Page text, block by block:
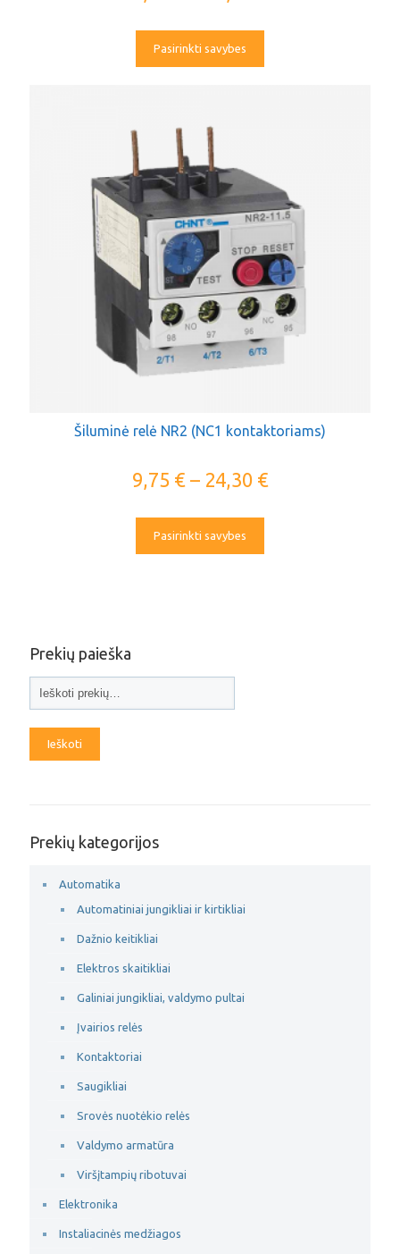
Pasirinkti savybes
Šiluminė relė NR2 (NC1 kontaktoriams)
9,75 €– 24,30 €
Pasirinkti savybes
Prekių paieška
Ieškoti
Prekių kategorijos
Automatika
Automatiniai jungikliai ir kirtikliai
Dažnio keitikliai
Elektros skaitikliai
Galiniai jungikliai, valdymo pultai
Įvairios relės
Kontaktoriai
Saugikliai
Srovės nuotėkio relės
Valdymo armatūra
Viršįtampių ribotuvai
Elektronika
Instaliacinės medžiagos